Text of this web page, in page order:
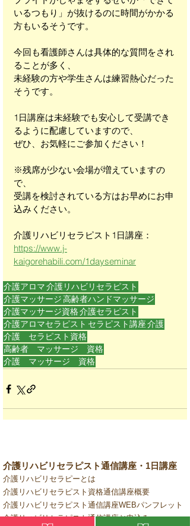
いるつもり」が抜けるのに時間がかかる
方もいるそうです。
今回も看護師さんは具体的な質問をされ
ることが多く、
未経験の方や学生さんは練習熱心だった
そうです。
1日講座は未経験でも安心して受講でき
るように配慮していますので、
ぜひ、お気軽にご参加ください！
※残席が少ない会場が増えていますの
で、
受講を検討されている方はお早めにお申
込みください。
介護リハビリセラピスト1日講座：
https://www.j-
kaigorehabili.com/1dayseminar
介護アロマ介護リハビリセラピスト
介護マッサージ高齢者ハンドマッサージ
介護マッサージ資格介護セラピスト
介護アロマセラピスト セラピスト講座介護
介護 セラピスト資格
高齢者 マッサージ 資格
介護 マッサージ 資格
介護リハビリセラピスト通信講座・1日講座
介護リハビリセラピーとは
介護リハビリセラピスト資格通信講座概要
介護リハビリセラピスト通信講座WEBパンフレット
介護リハビリセラピスト通信講座お申込み